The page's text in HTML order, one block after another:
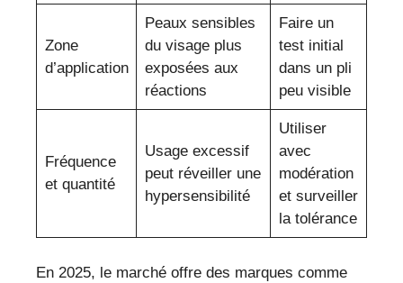
Zone
d’application
Peaux sensibles
du visage plus
exposées aux
réactions
Faire un
test initial
dans un pli
peu visible
Fréquence
et quantité
Usage excessif
peut réveiller une
hypersensibilité
Utiliser
avec
modération
et surveiller
la tolérance
En 2025, le marché offre des marques comme